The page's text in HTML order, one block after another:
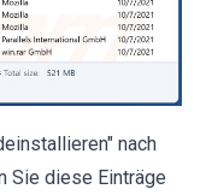
nach
Sie diese Einträge